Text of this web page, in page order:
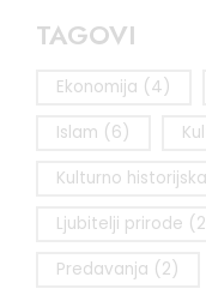
TAGOVI
Ekonomija (4)
Islam (6)
Kulturno
Ljubitelji prirode
Predavanja (2)